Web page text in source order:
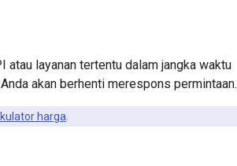
atau layanan tertentu dalam jangka waktu
akan berhenti merespons permintaan.
harga